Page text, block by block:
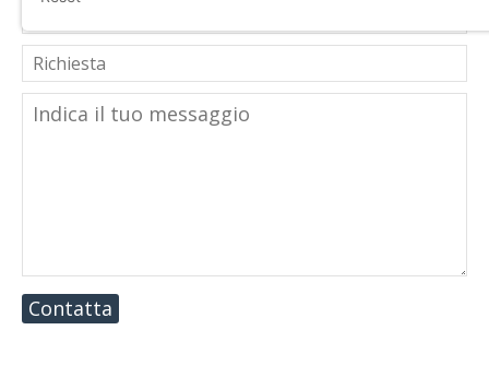
Contatta